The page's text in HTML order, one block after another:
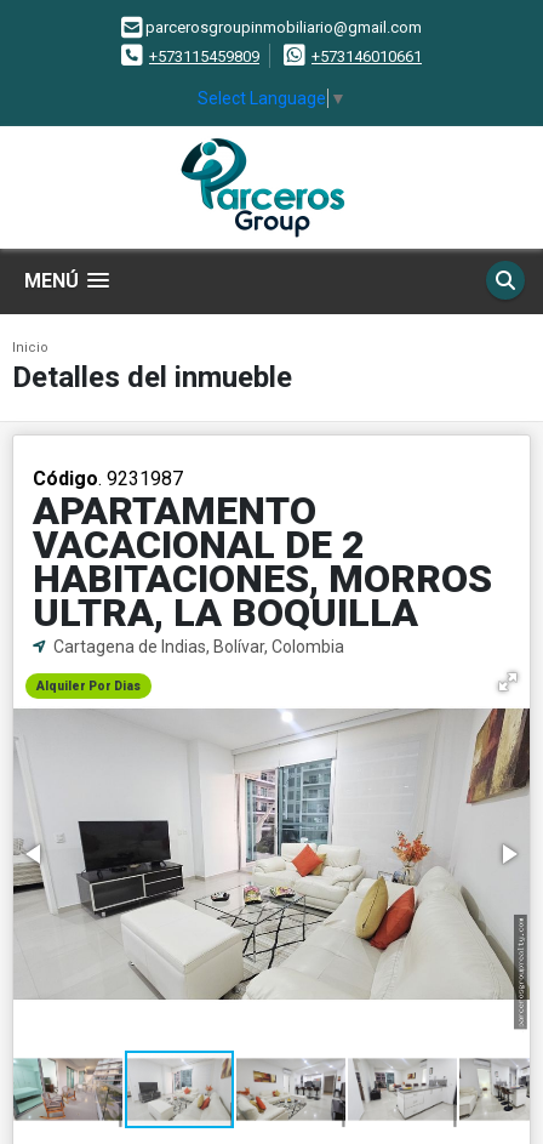
parcerosgroupinmobiliario@gmail.com
+573115459809
+573146010661
Select Language ▼
MENÚ
Inicio
Detalles del inmueble
Código. 9231987
APARTAMENTO
VACACIONAL DE 2
HABITACIONES, MORROS
ULTRA, LA BOQUILLA
Cartagena de Indias, Bolívar, Colombia
Alquiler Por Dias